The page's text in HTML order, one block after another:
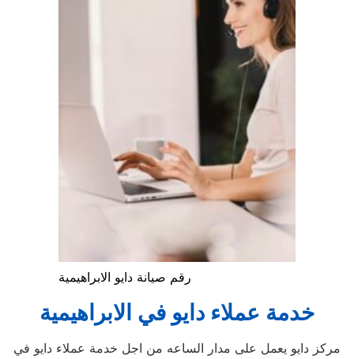
رقم صيانة دايو الابراهيمية
خدمة عملاء دايو في الابراهيمية
مركز دايو يعمل على مدار الساعه من اجل خدمة عملاء دايو في